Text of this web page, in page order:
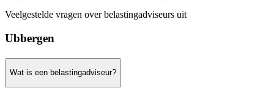
Veelgestelde vragen over belastingadviseurs uit
Ubbergen
Wat is een belastingadviseur?